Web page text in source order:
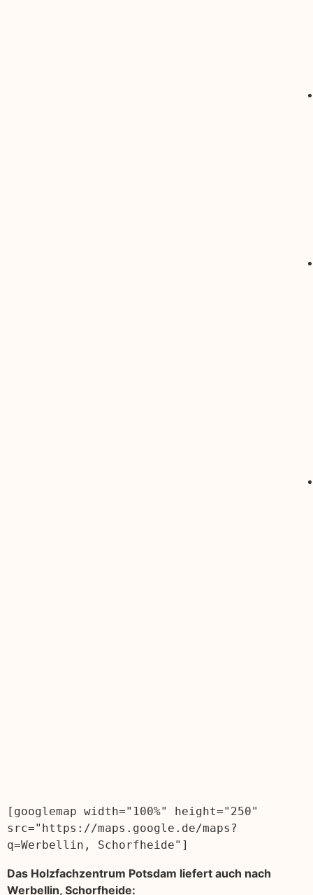
[googlemap width="100%" height="250"
src="https://maps.google.de/maps?
q=Werbellin, Schorfheide"]
Das Holzfachzentrum Potsdam liefert auch nach
Werbellin, Schorfheide: